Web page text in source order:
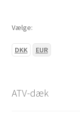
Vælge:
DKK EUR
ATV-dæk